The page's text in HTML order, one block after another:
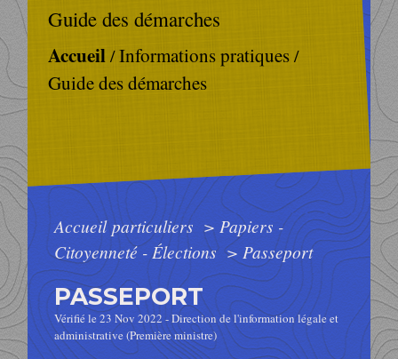
Guide des démarches
Accueil/Informations pratiques/
Guide des démarches
Accueil particuliers > Papiers -
Citoyenneté - Élections> Passeport
PASSEPORT
Vérifié le 23 Nov 2022 - Direction de l'information légale et
administrative (Première ministre)